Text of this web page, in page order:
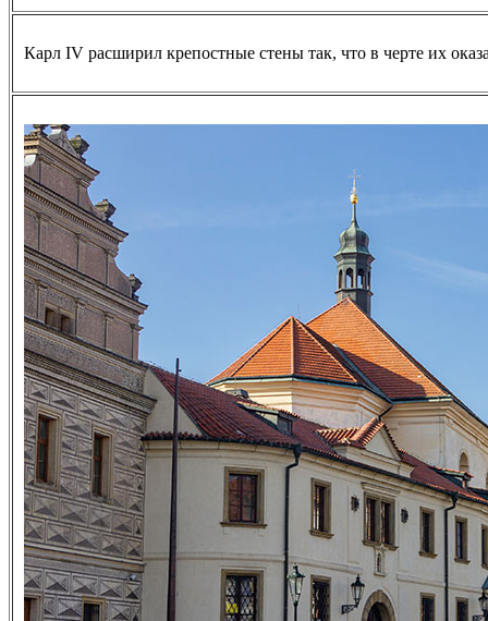
Карл IV расширил крепостные стены так, что в черте их